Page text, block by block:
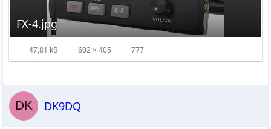
FX-4.jpg
47,81 kB 602 × 405 777
DK9DQ